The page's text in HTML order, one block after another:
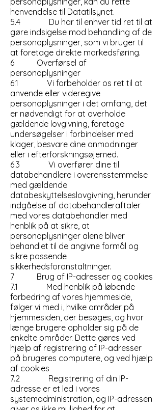
henvendelse til Datatilsynet.
5.4 Du har til enhver tid ret til at
gøre indsigelse mod behandling af de
personoplysninger, som vi bruger til
at foretage direkte markedsføring.
6 Overførsel af
personoplysninger
6.1 Vi forbeholder os ret til at
anvende eller videregive
personoplysninger i det omfang, det
er nødvendigt for at overholde
gældende lovgivning, foretage
undersøgelser i forbindelser med
klager, besvare dine anmodninger
eller i efterforskningsøjemed.
6.3 Vi overfører dine til
databehandlere i overensstemmelse
med gældende
databeskyttelseslovgivning, herunder
indgåelse af databehandleraftaler
med vores databehandler med
henblik på at sikre, at
personoplysninger alene bliver
behandlet til de angivne formål og
sikre passende
sikkerhedsforanstaltninger.
7 Brug af IP-adresser og cookies
7.1 Med henblik på løbende
forbedring af vores hjemmeside,
følger vi med i, hvilke områder på
hjemmesiden, der besøges, og hvor
længe brugere opholder sig på de
enkelte områder. Dette gøres ved
hjælp af registrering af IP-adresser
på brugeres computere, og ved hjælp
af cookies
7.2 Registrering af din IP-
adresse er et led i vores
systemadministration, og IP-adressen